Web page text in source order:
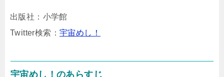
出版社：小学館
Twitter検索： 宇宙めし！
宇宙めし！のあらすじ